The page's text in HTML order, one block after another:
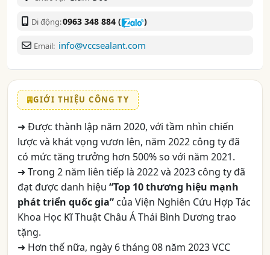
Di động:0963 348 884 ( )
Email: info@vccsealant.com
GIỚI THIỆU CÔNG TY
➜ Được thành lập năm 2020, với tầm nhìn chiến
lược và khát vọng vươn lên, năm 2022 công ty đã
có mức tăng trưởng hơn 500% so với năm 2021.
➜ Trong 2 năm liên tiếp là 2022 và 2023 công ty đã
đạt được danh hiệu “Top 10 thương hiệu mạnh
phát triển quốc gia” của Viện Nghiên Cứu Hợp Tác
Khoa Học Kĩ Thuật Châu Á Thái Bình Dương trao
tặng.
➜ Hơn thế nữa, ngày 6 tháng 08 năm 2023 VCC